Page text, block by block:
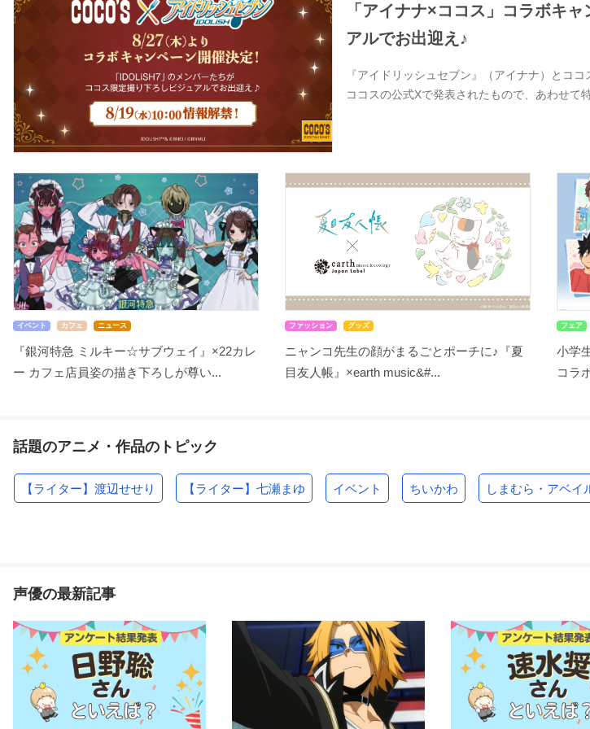
「アイナナ×ココス」コラボキ
アルでお出迎え♪
『アイドリッシュセブン』（アイナナ）とコ
ココスの公式Xで発表されたもので、あわせて
イベント カフェ ニュース
『銀河特急 ミルキー☆サブウェイ』×22カレ
ー カフェ店員姿の描き下ろしが尊い...
ファッション グッズ
ニャンコ先生の顔がまるごとポーチに♪『夏
目友人帳』×earth music&#...
フェア
小学
コラ
話題のアニメ・作品のトピック
【ライター】渡辺せせり 【ライター】七瀬まゆ イベント ちいかわ しまむら・アベイ
声優の最新記事